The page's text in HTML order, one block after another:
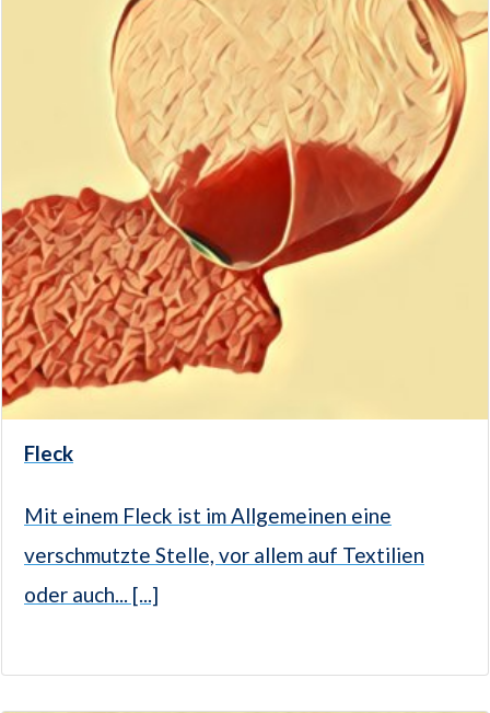
Fleck
Mit einem Fleck ist im Allgemeinen eine
verschmutzte Stelle, vor allem auf Textilien
oder auch... [...]